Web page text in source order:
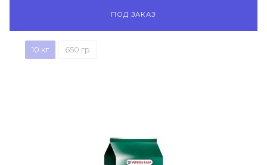
ПОД ЗАКАЗ
10 кг 650 гр